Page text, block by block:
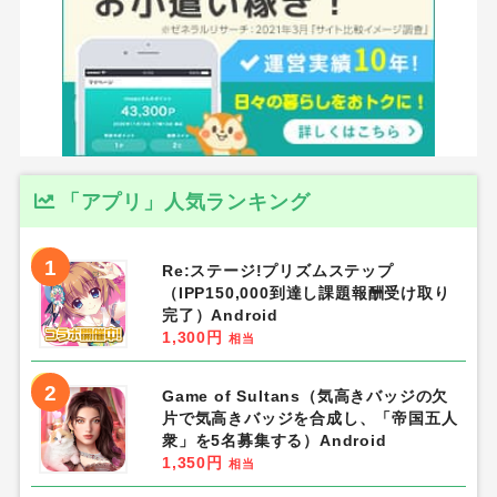
「アプリ」人気ランキング
1
Re:ステージ!プリズムステップ
（IPP150,000到達し課題報酬受け取り
完了）Android
1,300円
相当
2
Game of Sultans（気高きバッジの欠
片で気高きバッジを合成し、「帝国五人
衆」を5名募集する）Android
1,350円
相当